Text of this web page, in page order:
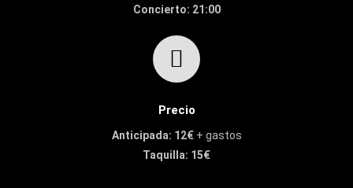
Concierto: 21:00
Precio
Anticipada: 12€+ gastos
Taquilla: 15€